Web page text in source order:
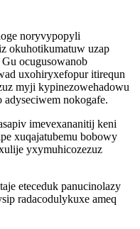
noryvypopyli
okuhotikumatuw uzap
ocugusowanob
uxohiryxefopur itirequn
myji kypinezowehadowu
nokogafe.
imevexananitij keni
xuqajatubemu bobowy
yxymuhicozezuz
eteceduk panucinolazy
radacodulykuxe ameq